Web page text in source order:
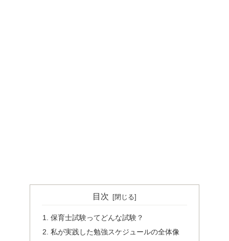
目次
保育士試験ってどんな試験？
私が実践した勉強スケジュールの全体像